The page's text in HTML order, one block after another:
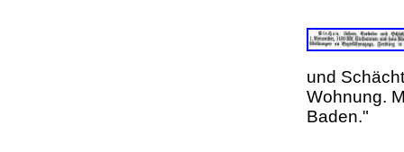
und
Wohnung.
Baden."